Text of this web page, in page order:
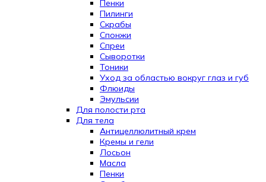
Пенки
Пилинги
Скрабы
Спонжи
Спреи
Сыворотки
Тоники
Уход за областью вокруг глаз и губ
Флюиды
Эмульсии
Для полости рта
Для тела
Антицеллюлитный крем
Кремы и гели
Лосьон
Масла
Пенки